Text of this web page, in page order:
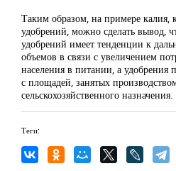
Таким образом, на примере калия,
удобрений, можно сделать вывод,
удобрений имеет тенденции к
объемов в связи с увеличением
населения в питании, а удобрения
с площадей, занятых
сельскохозяйственного назначения.
Теги: